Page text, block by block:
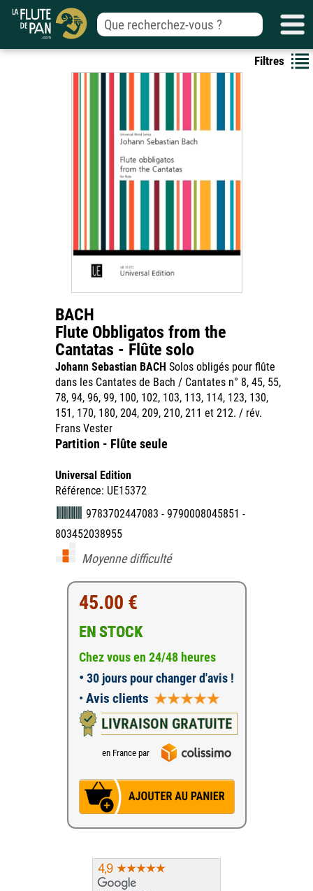
Filtres
BACH
Flute Obbligatos from the
Cantatas - Flûte solo
Johann Sebastian BACH Solos obligés pour flûte
dans les Cantates de Bach / Cantates n° 8, 45, 55,
78, 94, 96, 99, 100, 102, 103, 113, 114, 123, 130,
151, 170, 180, 204, 209, 210, 211 et 212. / rév.
Frans Vester
Partition - Flûte seule
Universal Edition
Référence: UE15372
9783702447083 - 9790008045851 -
803452038955
Moyenne difficulté
45.00 €
EN STOCK
Chez vous en 24/48 heures
• 30 jours pour changer d'avis !
• Avis clients
LIVRAISON GRATUITE
en France par